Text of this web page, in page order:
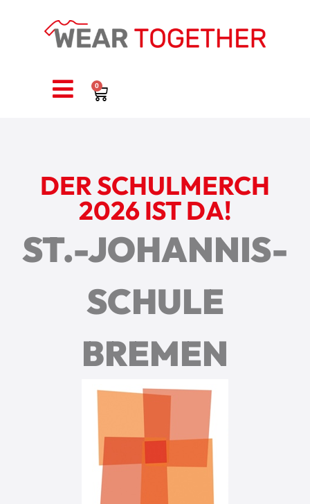
0
DER SCHULMERCH
2026 IST DA!
ST.-JOHANNIS-
SCHULE
BREMEN